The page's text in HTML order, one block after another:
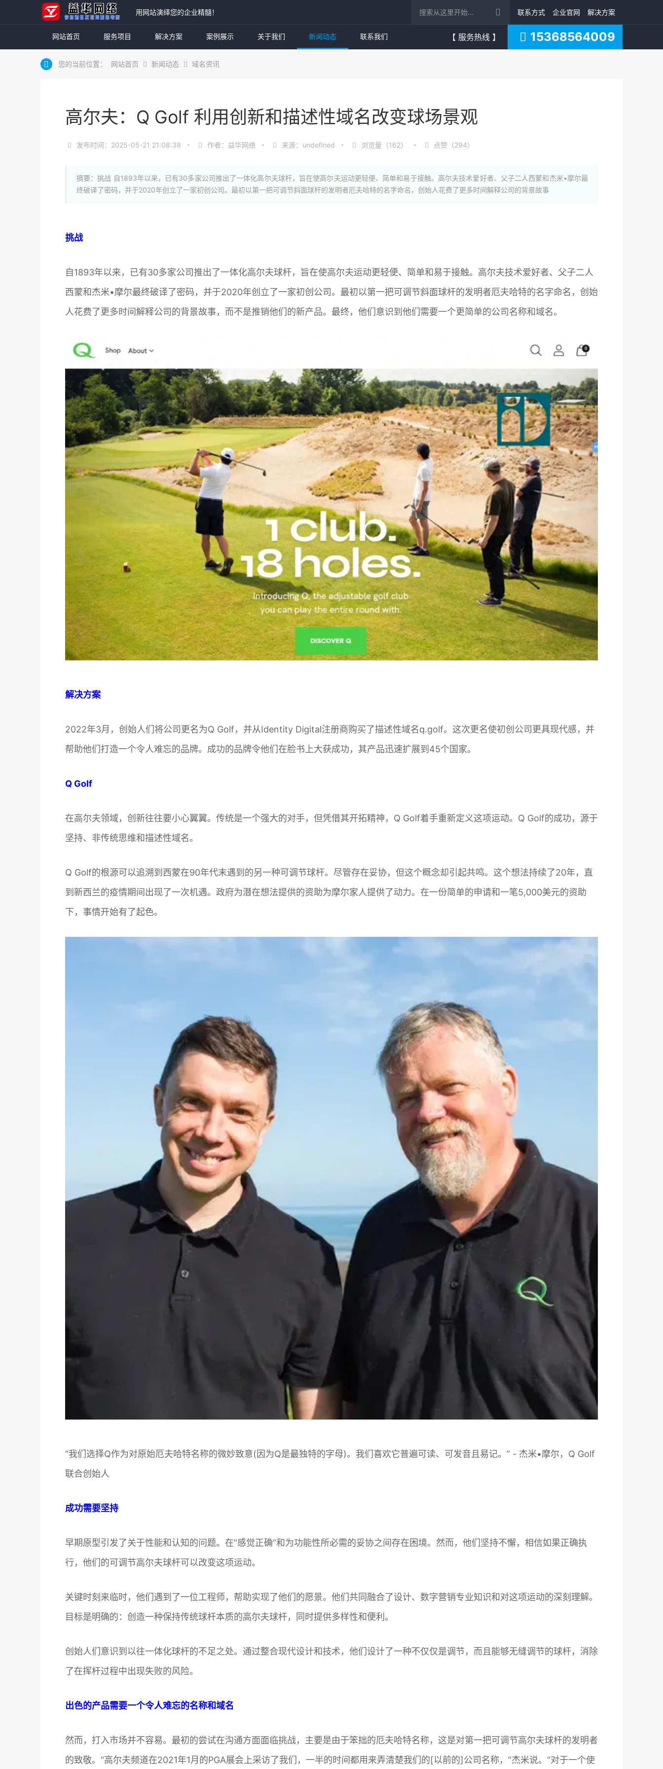
用网站演绎您的企业精髓！ 联系方式 企业官网 解决方案
网站首页 服务项目 解决方案 案例展示 关于我们 新闻动态 联系我们 【 服务热线 】 15368564009
您的当前位置： 网站首页 新闻动态 域名资讯
高尔夫：Q Golf 利用创新和描述性域名改变球场景观
发布时间：2025-05-21 21:08:38 作者：益华网络 来源：undefined 浏览量（162） 点赞（294）
摘要：挑战 自1893年以来，已有30多家公司推出了一体化高尔夫球杆，旨在使高尔夫运动更轻便、简单和易于接触。高尔夫技术爱好者、父子二人西蒙和杰米•摩尔最
终破译了密码，并于2020年创立了一家初创公司。最初以第一把可调节斜面球杆的发明者厄夫哈特的名字命名，创始人花费了更多时间解释公司的背景故事
挑战
自1893年以来，已有30多家公司推出了一体化高尔夫球杆，旨在使高尔夫运动更轻便、简单和易于接触。高尔夫技术爱好者、父子二人
西蒙和杰米•摩尔最终破译了密码，并于2020年创立了一家初创公司。最初以第一把可调节斜面球杆的发明者厄夫哈特的名字命名，创始
人花费了更多时间解释公司的背景故事，而不是推销他们的新产品。最终，他们意识到他们需要一个更简单的公司名称和域名。
解决方案
2022年3月，创始人们将公司更名为Q Golf，并从Identity Digital注册商购买了描述性域名q.golf。这次更名使初创公司更具现代感，并
帮助他们打造一个令人难忘的品牌。成功的品牌令他们在脸书上大获成功，其产品迅速扩展到45个国家。
Q Golf
在高尔夫领域，创新往往要小心翼翼。传统是一个强大的对手，但凭借其开拓精神，Q Golf着手重新定义这项运动。Q Golf的成功，源于
坚持、非传统思维和描述性域名。
Q Golf的根源可以追溯到西蒙在90年代末遇到的另一种可调节球杆。尽管存在妥协，但这个概念却引起共鸣。这个想法持续了20年，直
到新西兰的疫情期间出现了一次机遇。政府为潜在想法提供的资助为摩尔家人提供了动力。在一份简单的申请和一笔5,000美元的资助
下，事情开始有了起色。
“我们选择Q作为对原始厄夫哈特名称的微妙致意(因为Q是最独特的字母)。我们喜欢它普遍可读、可发音且易记。” - 杰米•摩尔，Q Golf
联合创始人
成功需要坚持
早期原型引发了关于性能和认知的问题。在“感觉正确”和为功能性所必需的妥协之间存在困境。然而，他们坚持不懈，相信如果正确执
行，他们的可调节高尔夫球杆可以改变这项运动。
关键时刻来临时，他们遇到了一位工程师，帮助实现了他们的愿景。他们共同融合了设计、数字营销专业知识和对这项运动的深刻理解。
目标是明确的：创造一种保持传统球杆本质的高尔夫球杆，同时提供多样性和便利。
创始人们意识到以往一体化球杆的不足之处。通过整合现代设计和技术，他们设计了一种不仅仅是调节，而且能够无缝调节的球杆，消除
了在挥杆过程中出现失败的风险。
出色的产品需要一个令人难忘的名称和域名
然而，打入市场并不容易。最初的尝试在沟通方面面临挑战，主要是由于笨拙的厄夫哈特名称，这是对第一把可调节高尔夫球杆的发明者
的致敬。“高尔夫频道在2021年1月的PGA展会上采访了我们，一半的时间都用来弄清楚我们的[以前的]公司名称，”杰米说。“对于一个使